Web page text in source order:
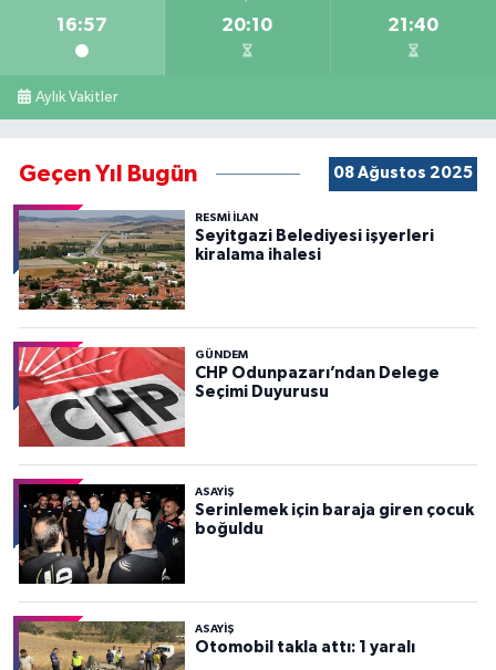
16:57 20:10 21:40
Aylık Vakitler
Geçen Yıl Bugün 08 Ağustos 2025
RESMİ İLAN
Seyitgazi Belediyesi işyerleri
kiralama ihalesi
GÜNDEM
CHP Odunpazarı’ndan Delege
Seçimi Duyurusu
ASAYİŞ
Serinlemek için baraja giren çocuk
boğuldu
ASAYİŞ
Otomobil takla attı: 1 yaralı